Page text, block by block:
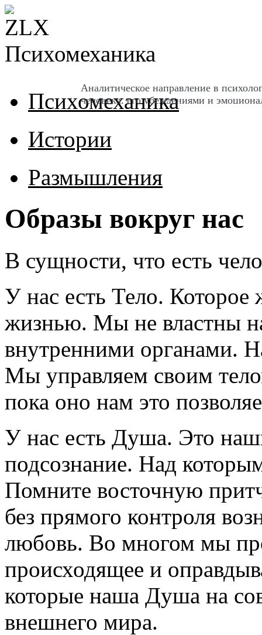
Психомеханика
Аналитическое направление в
человека, его убеждениями и
Психомеханика
Истории
Размышления
Образы вокруг нас
В сущности, что есть
У нас есть Тело. Которое
жизнью. Мы не властны
внутренними органами.
Мы управляем своим
пока оно нам это
У нас есть Душа. Это
подсознание. Над
Помните восточную
без прямого контроля
любовь. Во многом мы
происходящее и
которые наша Душа на
внешнего мира.